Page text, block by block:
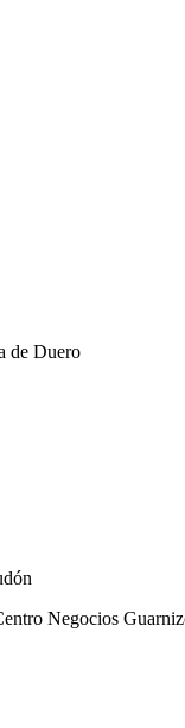
de Duero
Negocios